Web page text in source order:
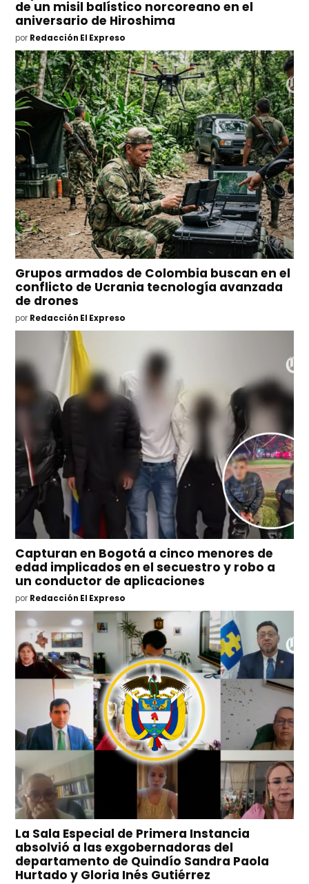
de un misil balístico norcoreano en el
aniversario de Hiroshima
por Redacción El Expreso
Grupos armados de Colombia buscan en el
conflicto de Ucrania tecnología avanzada
de drones
por Redacción El Expreso
Capturan en Bogotá a cinco menores de
edad implicados en el secuestro y robo a
un conductor de aplicaciones
por Redacción El Expreso
La Sala Especial de Primera Instancia
absolvió a las exgobernadoras del
departamento de Quindío Sandra Paola
Hurtado y Gloria Inés Gutiérrez